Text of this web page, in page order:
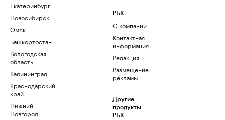
Екатеринбург
Новосибирск
Омск
Башкортостан
Вологодская
область
Калининград
Краснодарский
край
Нижний
Новгород
РБК
О компании
Контактная
информация
Редакция
Размещение
рекламы
Другие
продукты
РБК